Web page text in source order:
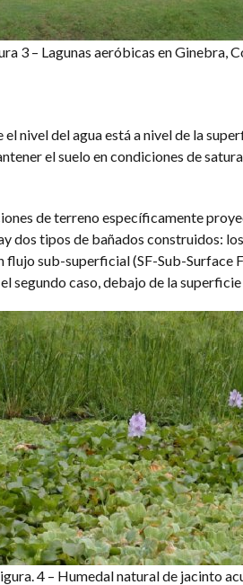
3 – Lagunas aeróbicas en Ginebra,
el nivel del agua está a nivel de la
el suelo en condiciones de
de terreno específicamente
dos tipos de bañados construidos:
sub-superficial (SF-Sub-Surface
segundo caso, debajo de la
4 – Humedal natural de jacinto